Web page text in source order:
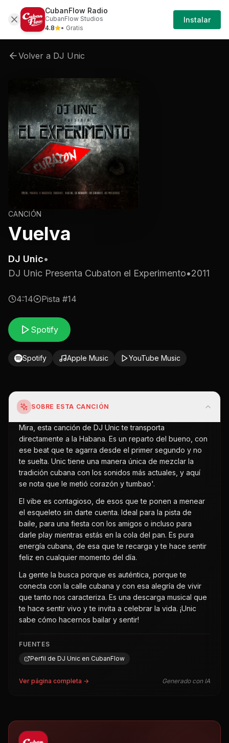
Artistas Dj-unic Dj-unic-dj-unic-presenta-
Volver a DJ Unic
CANCIÓN
Vuelva
DJ Unic•
DJ Unic Presenta Cubaton el Experimento•2011
4:14 Pista #14
Spotify
Spotify Apple Music YouTube Music
SOBRE ESTA CANCIÓN
Mira, esta canción de DJ Unic te transporta
directamente a la Habana. Es un reparto del bueno, con
ese beat que te agarra desde el primer segundo y no
te suelta. Unic tiene una manera única de mezclar la
tradición cubana con los sonidos más actuales, y aquí
se nota que le metió corazón y tumbao'.
El vibe es contagioso, de esos que te ponen a menear
el esqueleto sin darte cuenta. Ideal para la pista de
baile, para una fiesta con los amigos o incluso para
darle play mientras estás en la cola del pan. Es pura
energía cubana, de esa que te recarga y te hace sentir
feliz en cualquier momento del día.
La gente la busca porque es auténtica, porque te
conecta con la calle cubana y con esa alegría de vivir
que tanto nos caracteriza. Es una descarga musical que
te hace sentir vivo y te invita a celebrar la vida. ¡Unic
sabe cómo hacernos bailar y sentir!
FUENTES
Perfil de DJ Unic en CubanFlow
Ver página completa → Generado con IA
CubanFlow Radio
CubanFlow Studios
4.8
• Gratis
Instalar